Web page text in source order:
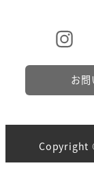
お問
Copyright